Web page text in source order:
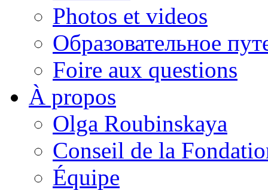
Photos et videos
Образовательное
Foire aux questions
À propos
Olga Roubinskaya
Conseil de la
Équipe